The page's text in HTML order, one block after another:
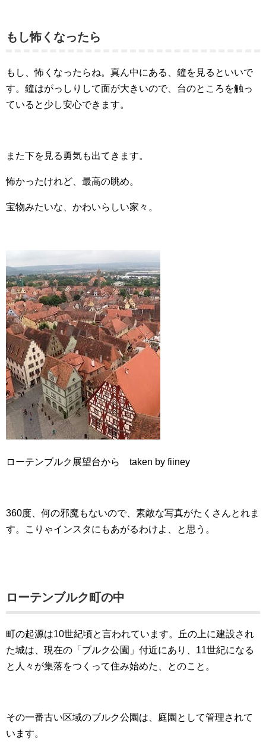
もし怖くなったら
もし、怖くなったらね。真ん中にある、鐘を見るといいで
す。鐘はがっしりして面が大きいので、台のところを触っ
ていると少し安心できます。
また下を見る勇気も出てきます。
怖かったけれど、最高の眺め。
宝物みたいな、かわいらしい家々。
ローテンブルク展望台から taken by fiiney
360度、何の邪魔もないので、素敵な写真がたくさんとれま
す。こりゃインスタにもあがるわけよ、と思う。
ローテンブルク町の中
町の起源は10世紀頃と言われています。丘の上に建設され
た城は、現在の「ブルク公園」付近にあり、11世紀になる
と人々が集落をつくって住み始めた、とのこと。
その一番古い区域のブルク公園は、庭園として管理されて
います。